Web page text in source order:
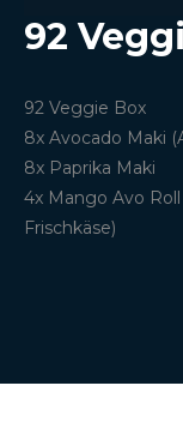
92
92 Veggie Box
8x Avocado Maki
8x Paprika Maki
4x Mango Avo
Frischkäse)